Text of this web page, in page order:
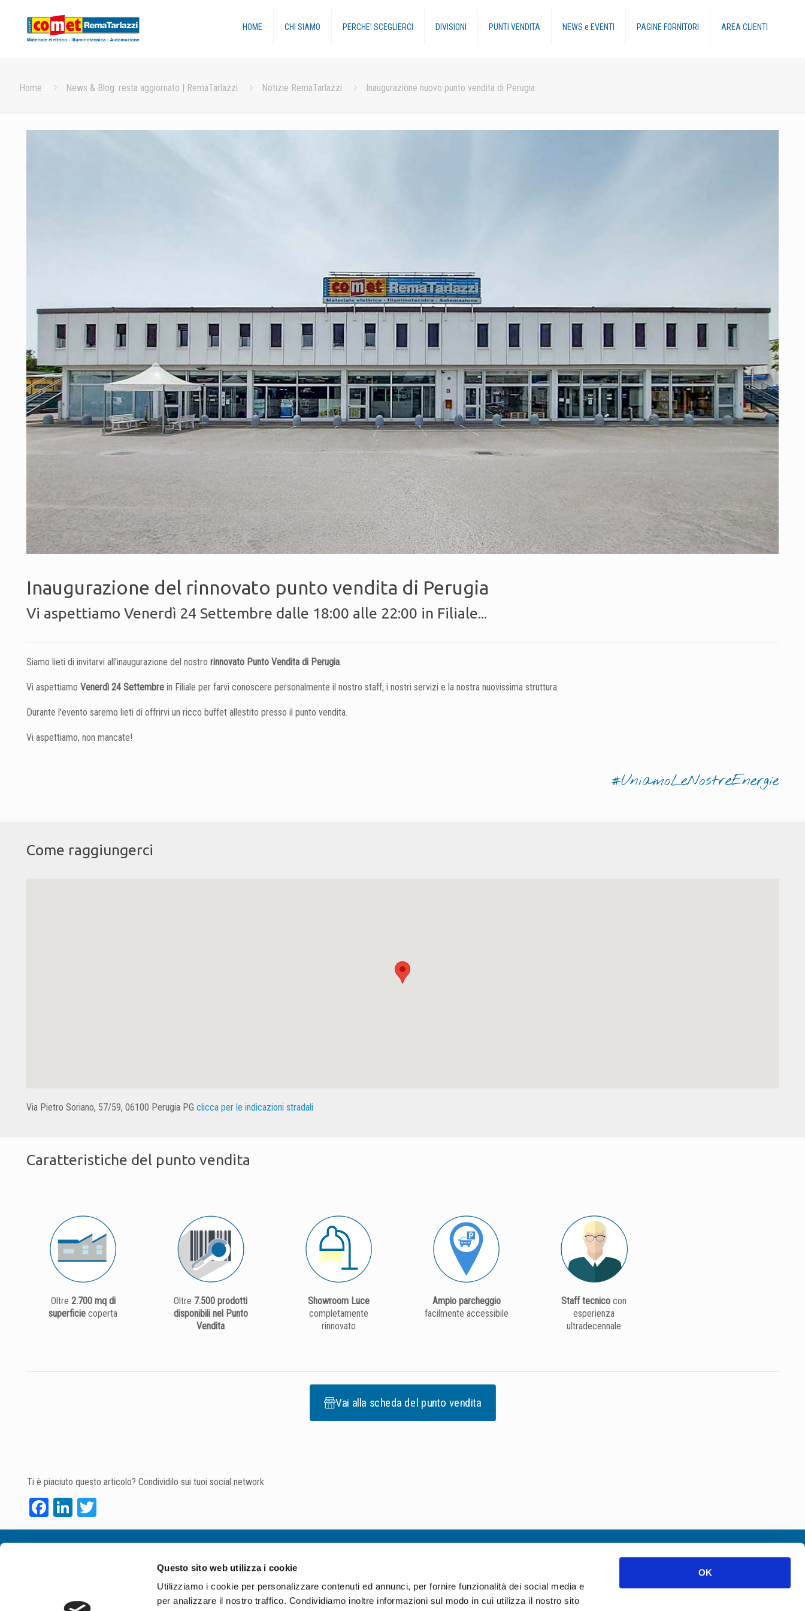
Questo sito web utilizza i cookie
Utilizziamo i cookie per personalizzare contenuti ed annunci, per fornire funzionalità dei social media e
per analizzare il nostro traffico. Condividiamo inoltre informazioni sul modo in cui utilizza il nostro sito
OK
HOME CHI SIAMO PERCHE’ SCEGLIERCI DIVISIONI PUNTI VENDITA NEWS e EVENTI PAGINE FORNITORI AREA CLIENTI
Home News & Blog: resta aggiornato | RemaTarlazzi Notizie RemaTarlazzi Inaugurazione nuovo punto vendita di Perugia
Inaugurazione del rinnovato punto vendita di Perugia
Vi aspettiamo Venerdì 24 Settembre dalle 18:00 alle 22:00 in Filiale...
Siamo lieti di invitarvi all'inaugurazione del nostro rinnovato Punto Vendita di Perugia.
Vi aspettiamo Venerdì 24 Settembre in Filiale per farvi conoscere personalmente il nostro staff, i nostri servizi e la nostra nuovissima struttura.
Durante l'evento saremo lieti di offrirvi un ricco buffet allestito presso il punto vendita.
Vi aspettiamo, non mancate!
#UniamoLeNostreEnergie
Come raggiungerci
Via Pietro Soriano, 57/59, 06100 Perugia PG clicca per le indicazioni stradali
Caratteristiche del punto vendita
Oltre 2.700 mq di
superficie coperta
Oltre 7.500 prodotti
disponibili nel Punto
Vendita
Showroom Luce
completamente
rinnovato
Ampio parcheggio
facilmente accessibile
Staff tecnico con
esperienza
ultradecennale
Vai alla scheda del punto vendita
Ti è piaciuto questo articolo? Condividilo sui tuoi social network
Facebook
LinkedIn
Twitter
Contatti
T. +39 0733 203205
F. +39 0733 203304
Condizioni generali di vendita
Politiche gestione difettosi
Certificazioni ISO